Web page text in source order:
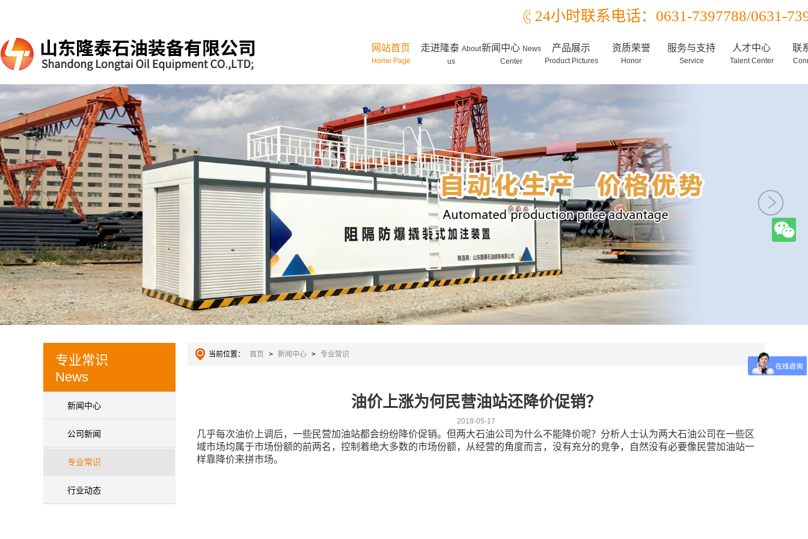
24小时联系电话：0631-7397788/0631-
网站首页
Home Page
走进隆泰 About
us
新闻中心 News
Center
产品展示
Product Pictures
资质荣誉
Honor
服务与支持
Service
人才中心
Talent Center
联
专业常识
News
新闻中心
公司新闻
专业常识
行业动态
当前位置： 首页 > 新闻中心 > 专业常识
油价上涨为何民营油站还降价促销？
2018-05-17
几乎每次油价上调后，一些民营加油站都会纷纷降价促销。但两大石油公司为什么不能降价呢？分析人士认为两大石油公司在一些区
域市场均属于市场份额的前两名，控制着绝大多数的市场份额，从经营的角度而言，没有充分的竞争，自然没有必要像民营加油站一
样靠降价来拼市场。